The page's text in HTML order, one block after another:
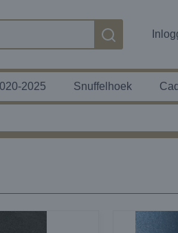
2025 Snuffelhoek